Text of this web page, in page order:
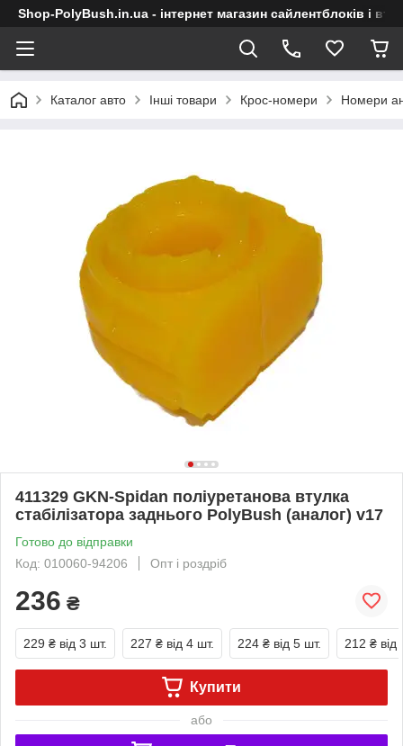
Shop-PolyBush.in.ua - інтернет магазин сайлентблоків і
Каталог авто Інші товари Крос-номери Номери
411329 GKN-Spidan поліуретанова втулка
стабілізатора заднього PolyBush (аналог) v17
Готово до відправки
Код: 010060-94206
Опт і роздріб
236 ₴
229 ₴ від 3 шт. 227 ₴ від 4 шт. 224 ₴ від 5 шт. 212 ₴ від
Купити
або